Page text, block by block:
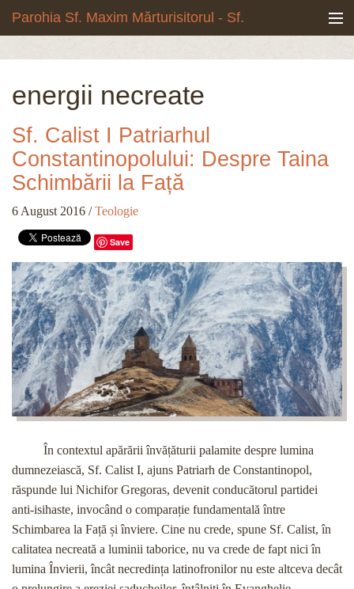
Parohia Sf. Maxim Mărturisitorul - Sf.
Noua biserică
Botezuri & Cununii
Teologie & Cuvinte duhovnicești
Fotografii
Preotul paroh
Program liturgic
Despre noi
Contact
energii necreate
Sf. Calist I Patriarhul
Constantinopolului: Despre Taina
Schimbării la Față
6 August 2016 /Teologie
Save
În contextul apărării învățăturii palamite despre lumina
dumnezeiască, Sf. Calist I, ajuns Patriarh de Constantinopol,
răspunde lui Nichifor Gregoras, devenit conducătorul partidei
anti-isihaste, invocând o comparație fundamentală între
Schimbarea la Față și înviere. Cine nu crede, spune Sf. Calist, în
calitatea necreată a luminii taborice, nu va crede de fapt nici în
lumina Învierii, încât necredința latinofronilor nu este altceva decât